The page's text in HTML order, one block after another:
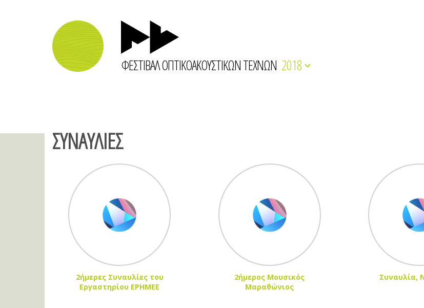
ΦΕΣΤΙΒΑΛ ΟΠΤΙΚΟΑΚΟΥΣΤΙΚΩΝ ΤΕΧΝΩΝ 2018
ΣΥΝΑΥΛΙΕΣ
2ήμερες Συναυλίες του
Εργαστηρίου ΕΡΗΜΕΕ
2ήμερος Μουσικός
Μαραθώνιος
Συναυλία,